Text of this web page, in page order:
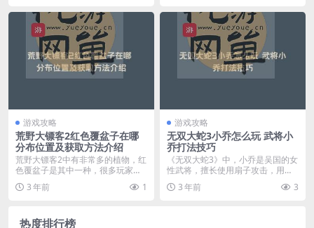
游戏攻略
荒野大镖客2红色覆盆子在哪
分布位置及获取方法介绍
荒野大镖客2中有非常多的植物，红
色覆盆子是其中一种，很多玩家想
知道红色覆盆子的分...
3 年前 1
游戏攻略
无双大蛇3小乔怎么玩 武将小
乔打法技巧
《无双大蛇3》中，小乔是吴国的女
性武将，擅长使用扇子攻击，用扇
子打出的龙卷风可以...
3 年前 3
热度排行榜